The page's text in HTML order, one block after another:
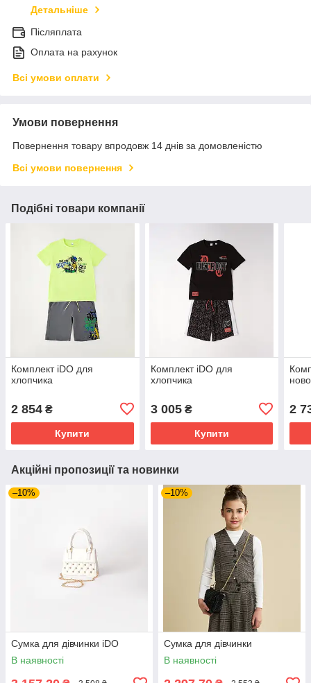
Детальніше
Післяплата
Оплата на рахунок
Всі умови оплати
Умови повернення
Повернення товару впродовж 14 днів за домовленістю
Всі умови повернення
Подібні товари компанії
Комплект iDO для
хлопчика
2 854 ₴
Купити
Комплект iDO для
хлопчика
3 005₴
Купити
2
Акційні пропозиції та новинки
–10%
Сумка для дівчинки iDO
В наявності
–10%
Сумка для дівчинки
В наявності